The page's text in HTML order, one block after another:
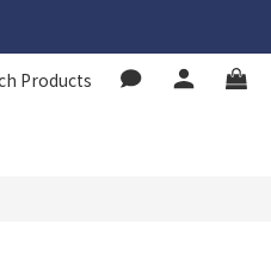
Products
BUY NOW